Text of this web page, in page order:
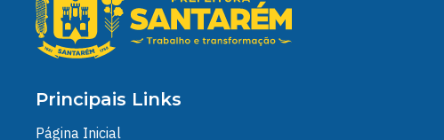
Principais Links
Página Inicial